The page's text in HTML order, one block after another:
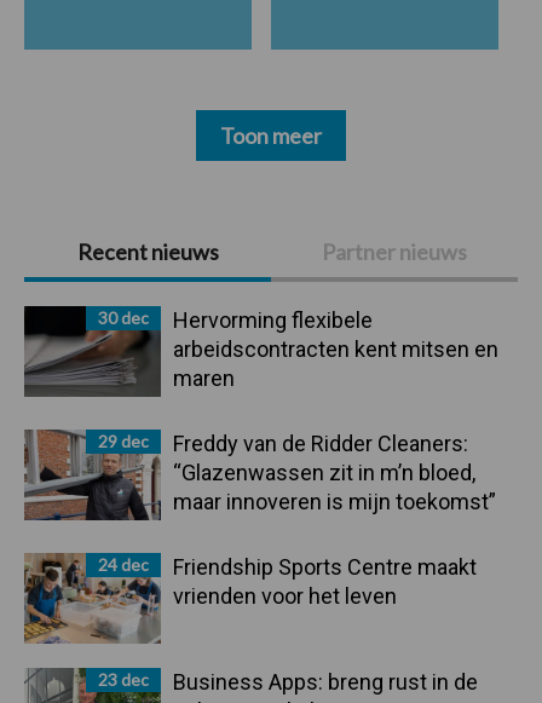
Primaire
Sidebar
Recent nieuws Partner nieuws
30 dec
Hervorming flexibele
arbeidscontracten kent mitsen en
maren
29 dec
Freddy van de Ridder Cleaners:
“Glazenwassen zit in m’n bloed,
maar innoveren is mijn toekomst”
24 dec
Friendship Sports Centre maakt
vrienden voor het leven
23 dec
Business Apps: breng rust in de
Toon meer